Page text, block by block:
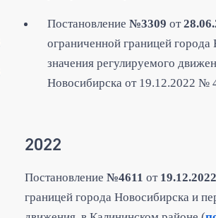
Постановление №3309 от
ограниченной границей
значения регулируемого
Новосибирска от 19.12.2022 №
2022
Постановление №4611 от 19.12.2022
границей города Новосибирска и